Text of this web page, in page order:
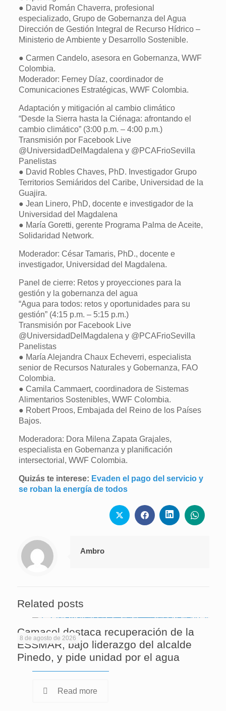
● David Román Chaverra, profesional
especializado, Grupo de Gobernanza del Agua
Dirección de Gestión Integral de Recurso Hídrico –
Ministerio de Ambiente y Desarrollo Sostenible.
● Carmen Candelo, asesora en Gobernanza, WWF
Colombia.
Moderador: Ferney Díaz, coordinador de
Comunicaciones Estratégicas, WWF Colombia.
Adaptación y mitigación al cambio climático
“Desde la Sierra hasta la Ciénaga: afrontando el
cambio climático” (3:00 p.m. – 4:00 p.m.)
Transmisión por Facebook Live
@UniversidadDelMagdalena y @PCAFrioSevilla
Panelistas
● David Robles Chaves, PhD. Investigador Grupo
Territorios Semiáridos del Caribe, Universidad de la
Guajira.
● Jean Linero, PhD, docente e investigador de la
Universidad del Magdalena
● María Goretti, gerente Programa Palma de Aceite,
Solidaridad Network.
Moderador: César Tamaris, PhD., docente e
investigador, Universidad del Magdalena.
Panel de cierre: Retos y proyecciones para la
gestión y la gobernanza del agua
“Agua para todos: retos y oportunidades para su
gestión” (4:15 p.m. – 5:15 p.m.)
Transmisión por Facebook Live
@UniversidadDelMagdalena y @PCAFrioSevilla
Panelistas
● María Alejandra Chaux Echeverri, especialista
senior de Recursos Naturales y Gobernanza, FAO
Colombia.
● Camila Cammaert, coordinadora de Sistemas
Alimentarios Sostenibles, WWF Colombia.
● Robert Proos, Embajada del Reino de los Países
Bajos.
Moderadora: Dora Milena Zapata Grajales,
especialista en Gobernanza y planificación
intersectorial, WWF Colombia.
Quizás te interese: Evaden el pago del servicio y
se roban la energía de todos
Ambro
Related posts
8 de agosto de 2026
Camacol destaca recuperación de la
ESSMAR, bajo liderazgo del alcalde
Pinedo, y pide unidad por el agua
Read more